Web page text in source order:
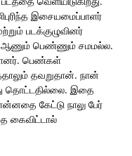
இசையமைப்பாளர்
படக்குழுவினர்
ஆணும் பெண்ணும் சமமல்ல.
பெண்கள்
தவறுதான். நான்
தொட்டதில்லை. இதை
கேட்டு நாலு பேர்
கைவிட்டால்